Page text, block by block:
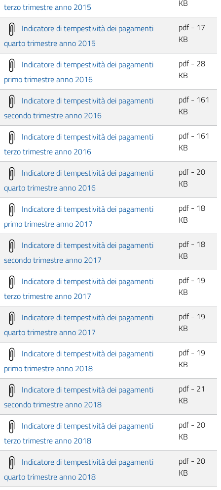
terzo trimestre anno 2015 KB
Indicatore di tempestività dei pagamenti
quarto trimestre anno 2015
pdf - 17
KB
Indicatore di tempestività dei pagamenti
primo trimestre anno 2016
pdf - 28
KB
Indicatore di tempestività dei pagamenti
secondo trimestre anno 2016
pdf - 161
KB
Indicatore di tempestività dei pagamenti
terzo trimestre anno 2016
pdf - 161
KB
Indicatore di tempestività dei pagamenti
quarto trimestre anno 2016
pdf - 20
KB
Indicatore di tempestività dei pagamenti
primo trimestre anno 2017
pdf - 18
KB
Indicatore di tempestività dei pagamenti
secondo trimestre anno 2017
pdf - 18
KB
Indicatore di tempestività dei pagamenti
terzo trimestre anno 2017
pdf - 19
KB
Indicatore di tempestività dei pagamenti
quarto trimestre anno 2017
pdf - 19
KB
Indicatore di tempestività dei pagamenti
primo trimestre anno 2018
pdf - 19
KB
Indicatore di tempestività dei pagamenti
secondo trimestre anno 2018
pdf - 21
KB
Indicatore di tempestività dei pagamenti
terzo trimestre anno 2018
pdf - 20
KB
Indicatore di tempestività dei pagamenti
quarto trimestre anno 2018
pdf - 20
KB